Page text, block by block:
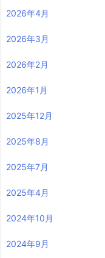
2026年4月
2026年3月
2026年2月
2026年1月
2025年12月
2025年8月
2025年7月
2025年4月
2024年10月
2024年9月